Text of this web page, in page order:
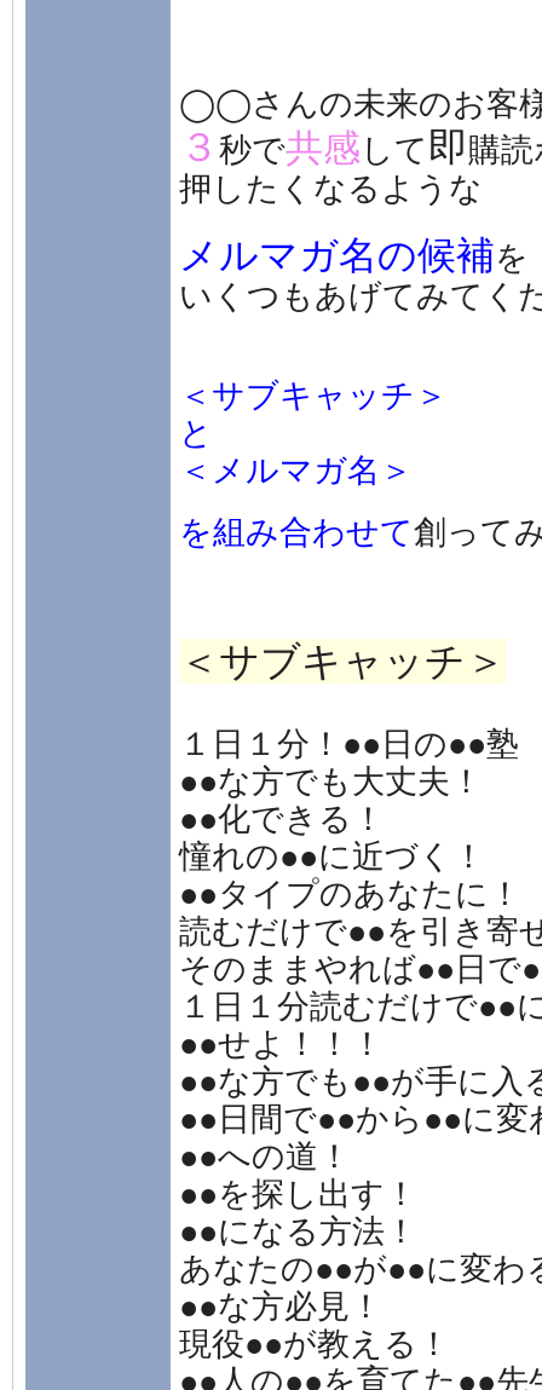
◯◯さんの未来のお客
３ 秒で共感 して 即購
押したくなるような
メルマガ名の候補を
いくつもあげてみてく
＜サブキャッチ＞
と
＜メルマガ名＞
を組み合わせて創って
＜サブキャッチ＞
１日１分！●●日の●●塾
●●な方でも大丈夫！
●●化できる！
憧れの●●に近づく！
●●タイプのあなたに！
読むだけで●●を引き寄
そのままやれば●●日で
１日１分読むだけで●●
●●せよ！！！
●●な方でも●●が手に入
●●日間で●●から●●に変
●●への道！
●●を探し出す！
●●になる方法！
あなたの●●が●●に変わ
●●な方必見！
現役●●が教える！
●●人の●●を育てた●●先